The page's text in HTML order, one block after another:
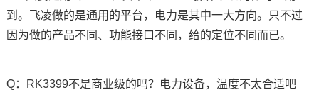
到。飞凌做的是通用的平台，电力是其中一大方向。只不过
因为做的产品不同、功能接口不同，给的定位不同而已。
Q：RK3399不是商业级的吗？电力设备，温度不太合适吧